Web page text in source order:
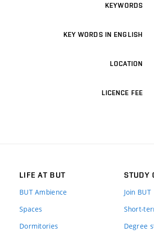
KEYWORDS
KEY WORDS IN ENGLISH
LOCATION
LICENCE FEE
LIFE AT BUT
BUT Ambience
Spaces
Dormitories
STUDY
Join BUT
Short-
Degree